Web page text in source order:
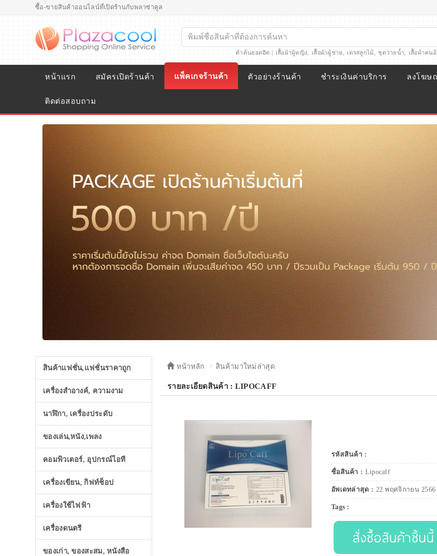
ซื้อ-ขายสินค้าออนไลน์ที่เปิดร้านกับพลาซ่าคูล
คำค้นยอดฮิต | เสื้อผ้าผู้หญิง, เสื้อผ้าผู้ชาย, เดรสลูกไม้, ชุดว่ายน้ำ, เสื้อผ้าคน
หน้าแรก สมัครเปิดร้านค้า แพ็คเกจร้านค้า ตัวอย่างร้านค้า ชำระเงินค่าบริการ ลงโฆษ
ติดต่อสอบถาม
สินค้าแฟชั่น,แฟชั่นราคาถูก
เครื่องสำอางค์, ความงาม
นาฬิกา, เครื่องประดับ
ของเล่น,หนัง,เพลง
คอมพิวเตอร์, อุปกรณ์ไอที
เครื่องเขียน, กิฟท์ช็อป
เครื่องใช้ไฟฟ้า
เครื่องดนตรี
ของเก่า, ของสะสม, หนังสือ
หน้าหลัก สินค้ามาใหม่ล่าสุด
รายละเอียดสินค้า : LIPOCAFF
รหัสสินค้า :
ชื่อสินค้า : Lipocaff
อัพเดทล่าสุด : 22 พฤศจิกายน 2566
Tags :
สั่งซื้อสินค้าชิ้นนี้